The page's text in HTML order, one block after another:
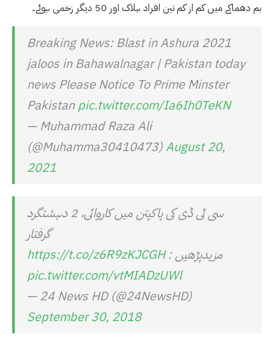
بم دھماکے میں کم از کم تین افراد ہلاک اور 50 دیگر زخمی ہوئے۔
Breaking News: Blast in Ashura 2021
jaloos in Bahawalnagar | Pakistan today
news Please Notice To Prime Minster
Pakistanpic.twitter.com/Ia6Ih0TeKN
— Muhammad Raza Ali
(@Muhamma30410473)August 20,
2021
سی ٹی ڈی کی پاکپتن میں کاروائی، 2 دہشتگرد
گرفتار
مزیدپڑھیں :https://t.co/z6R9zKJCGH
pic.twitter.com/vtMIADzUWl
— 24 News HD (@24NewsHD)
September 30, 2018